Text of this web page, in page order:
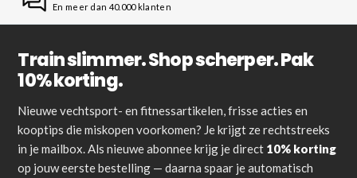
En meer dan 40.000 klanten
Train slimmer. Shop scherper. Pak
10% korting.
Nieuwe vechtsport- en fitnessartikelen, frisse acties en
kooptips die miskopen voorkomen? Je krijgt ze rechtstreeks
in je mailbox. Als nieuwe abonnee krijg je direct 10% korting
op jouw eerste bestelling — daarna spaar je automatisch